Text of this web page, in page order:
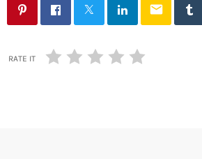
email
RATE IT